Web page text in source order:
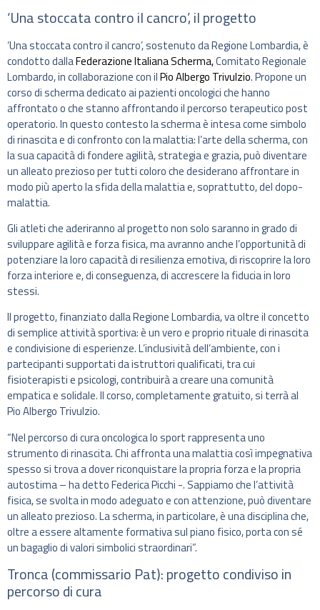
‘Una stoccata contro il cancro’, il progetto
‘Una stoccata contro il cancro’, sostenuto da Regione Lombardia, è
condotto dallaFederazione Italiana Scherma,Comitato Regionale
Lombardo, in collaborazione con ilPio Albergo Trivulzio. Propone un
corso di scherma dedicato ai pazienti oncologici che hanno
affrontato o che stanno affrontando il percorso terapeutico post
operatorio. In questo contesto la scherma è intesa come simbolo
di rinascita e di confronto con la malattia: l’arte della scherma, con
la sua capacità di fondere agilità, strategia e grazia, può diventare
un alleato prezioso per tutti coloro che desiderano affrontare in
modo più aperto la sfida della malattia e, soprattutto, del dopo-
malattia.
Gli atleti che aderiranno al progetto non solo saranno in grado di
sviluppare agilità e forza fisica, ma avranno anche l’opportunità di
potenziare la loro capacità di resilienza emotiva, di riscoprire la loro
forza interiore e, di conseguenza, di accrescere la fiducia in loro
stessi.
Il progetto, finanziato dalla Regione Lombardia, va oltre il concetto
di semplice attività sportiva: è un vero e proprio rituale di rinascita
e condivisione di esperienze. L’inclusività dell’ambiente, con i
partecipanti supportati da istruttori qualificati, tra cui
fisioterapisti e psicologi, contribuirà a creare una comunità
empatica e solidale. Il corso, completamente gratuito, si terrà al
Pio Albergo Trivulzio.
“Nel percorso di cura oncologica lo sport rappresenta uno
strumento di rinascita. Chi affronta una malattia così impegnativa
spesso si trova a dover riconquistare la propria forza e la propria
autostima – ha detto Federica Picchi -. Sappiamo che l’attività
fisica, se svolta in modo adeguato e con attenzione, può diventare
un alleato prezioso. La scherma, in particolare, è una disciplina che,
oltre a essere altamente formativa sul piano fisico, porta con sé
un bagaglio di valori simbolici straordinari”.
Tronca (commissario Pat): progetto condiviso in
percorso di cura